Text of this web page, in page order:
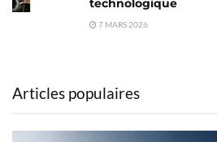
technologique
7 MARS 2026
Articles populaires